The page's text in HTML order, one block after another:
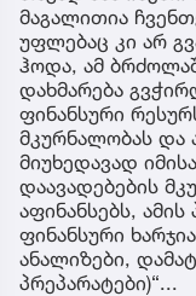
მაგალითია
უფლებაც კი არ
ჰოდა, ამ
დახმარება
ფინანსური
მკურნალობას და
მიუხედავად
დაავადებების
აფინანსებს,
ფინანსური
ანალიზები,
პრეპარატები)“...